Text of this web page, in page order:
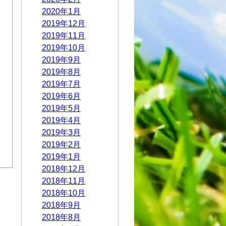
2020年1月
2019年12月
2019年11月
2019年10月
2019年9月
2019年8月
2019年7月
2019年6月
2019年5月
2019年4月
2019年3月
2019年2月
2019年1月
2018年12月
2018年11月
2018年10月
2018年9月
2018年8月